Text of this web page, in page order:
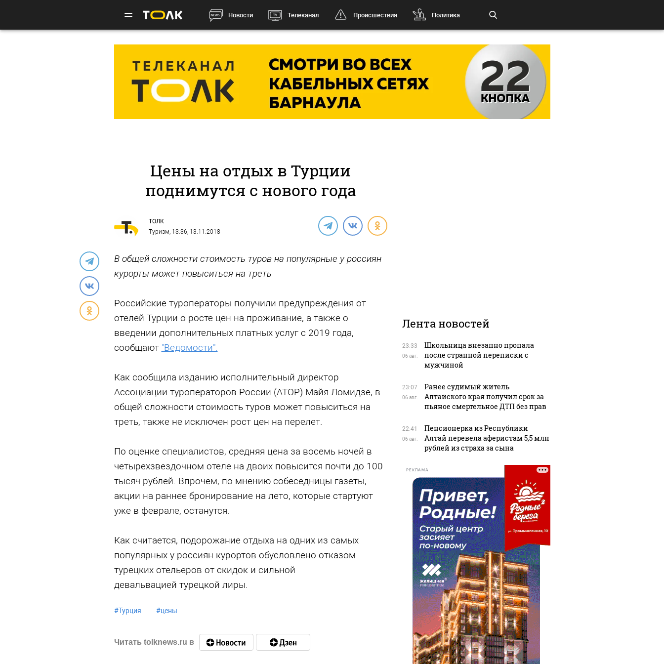
Новости Телеканал Происшествия Политика
Цены на отдых в Турции
поднимутся с нового года
ТОЛК
Туризм, 13:36, 13.11.2018
В общей сложности стоимость туров на популярные у россиян
курорты может повыситься на треть
Российские туроператоры получили предупреждения от
отелей Турции о росте цен на проживание, а также о
введении дополнительных платных услуг с 2019 года,
сообщают "Ведомости".
Как сообщила изданию исполнительный директор
Ассоциации туроператоров России (АТОР) Майя Ломидзе, в
общей сложности стоимость туров может повыситься на
треть, также не исключен рост цен на перелет.
По оценке специалистов, средняя цена за восемь ночей в
четырехзвездочном отеле на двоих повысится почти до 100
тысяч рублей. Впрочем, по мнению собеседницы газеты,
акции на раннее бронирование на лето, которые стартуют
уже в феврале, останутся.
Как считается, подорожание отдыха на одних из самых
популярных у россиян курортов обусловлено отказом
турецких отельеров от скидок и сильной
девальвацией турецкой лиры.
#Турция #цены
Читать tolknews.ru в
Лента новостей
23:33
06 авг.
Школьница внезапно пропала
после странной переписки с
мужчиной
23:07
06 авг.
Ранее судимый житель
Алтайского края получил срок за
пьяное смертельное ДТП без прав
22:41
06 авг.
Пенсионерка из Республики
Алтай перевела аферистам 5,5 млн
рублей из страха за сына
РЕКЛАМА